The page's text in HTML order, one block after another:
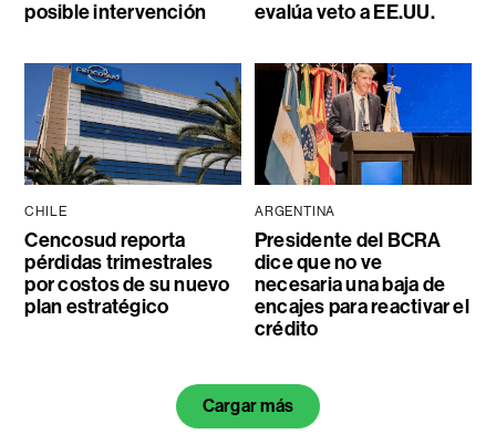
posible intervención
evalúa veto a EE.UU.
CHILE
Cencosud reporta
pérdidas trimestrales
por costos de su nuevo
plan estratégico
ARGENTINA
Presidente del BCRA
dice que no ve
necesaria una baja de
encajes para reactivar el
crédito
Cargar más